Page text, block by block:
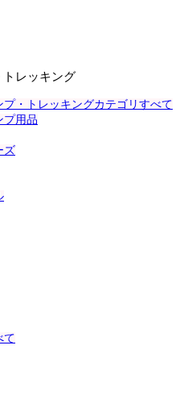
レッキング
プ・トレッキングカテゴリすべて
プ用品
ズ
て